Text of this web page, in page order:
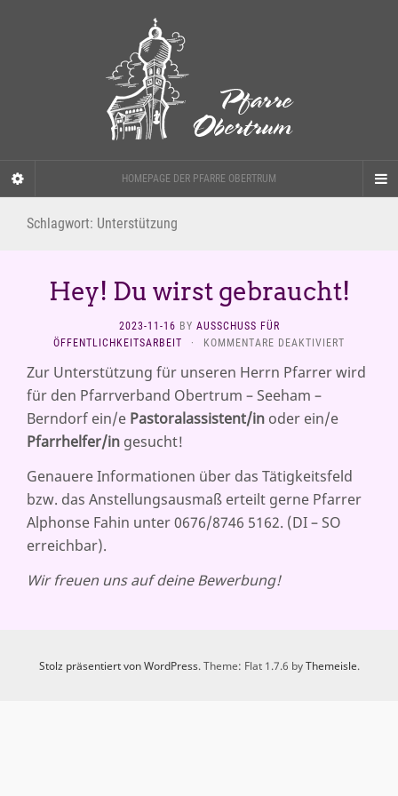
HOMEPAGE DER PFARRE OBERTRUM
Schlagwort: Unterstützung
Hey! Du wirst gebraucht!
2023-11-16 BY AUSSCHUSS FÜR
ÖFFENTLICHKEITSARBEIT
· KOMMENTARE DEAKTIVIERT
DU
Zur Unterstützung für unseren Herrn Pfarrer wird
für den Pfarrverband Obertrum – Seeham –
Berndorf ein/e Pastoralassistent/in oder ein/e
Pfarrhelfer/in gesucht!
Genauere Informationen über das Tätigkeitsfeld
bzw. das Anstellungsausmaß erteilt gerne Pfarrer
Alphonse Fahin unter 0676/8746 5162. (DI – SO
erreichbar).
Wir freuen uns auf deine Bewerbung!
Stolz präsentiert von WordPress. Theme: Flat 1.7.6 byThemeisle.